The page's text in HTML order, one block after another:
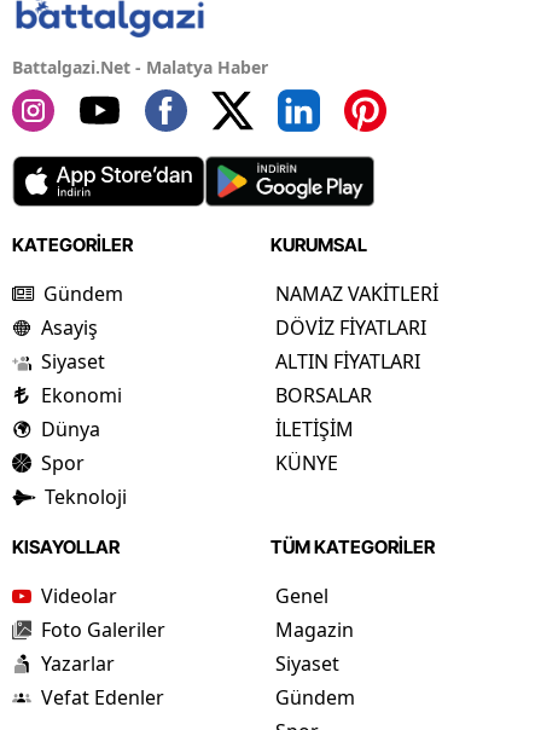
Battalgazi.Net - Malatya Haber
KATEGORİLER
Gündem
Asayiş
Siyaset
Ekonomi
Dünya
Spor
Teknoloji
KURUMSAL
NAMAZ VAKİTLERİ
DÖVİZ FİYATLARI
ALTIN FİYATLARI
BORSALAR
İLETİŞİM
KÜNYE
KISAYOLLAR
Videolar
Foto Galeriler
Yazarlar
Vefat Edenler
TÜM KATEGORİLER
Genel
Magazin
Siyaset
Gündem